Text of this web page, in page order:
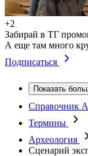
+2
Забирай в ТГ
А еще там много
Подписаться
Показать
Справочник
Термины
Археология
Сценарий